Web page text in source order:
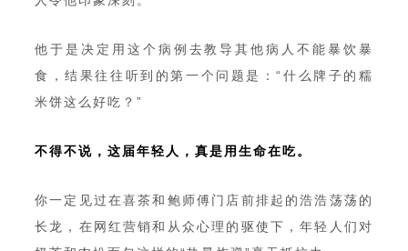
他于是决定用这个病例去教导其他病人不能暴饮暴
食，结果往往听到的第一个问题是：“什么牌子的糯
米饼这么好吃？”
不得不说，这届年轻人，真是用生命在吃。
你一定见过在喜茶和鲍师傅门店前排起的浩浩荡荡的
长龙，在网红营销和从众心理的驱使下，年轻人们对